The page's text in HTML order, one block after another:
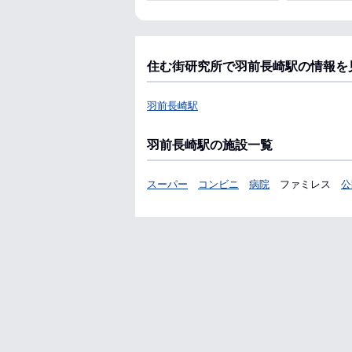
住む街研究所で羽前長崎駅の情報を
羽前長崎駅
羽前長崎駅の施設一覧
スーパー コンビニ 病院 ファミレス